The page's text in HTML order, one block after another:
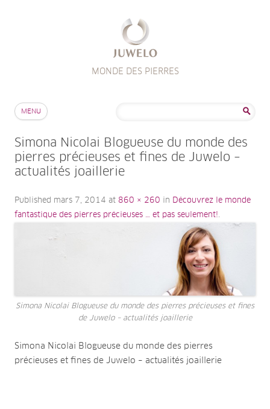
MONDE DES PIERRES
MENU
Simona Nicolai Blogueuse du monde des
pierres précieuses et fines de Juwelo –
actualités joaillerie
Published mars 7, 2014 at 860 × 260 in Découvrez le monde
fantastique des pierres précieuses … et pas seulement!.
Simona Nicolai Blogueuse du monde des pierres précieuses et fines
de Juwelo – actualités joaillerie
Simona Nicolai Blogueuse du monde des pierres
précieuses et fines de Juwelo – actualités joaillerie